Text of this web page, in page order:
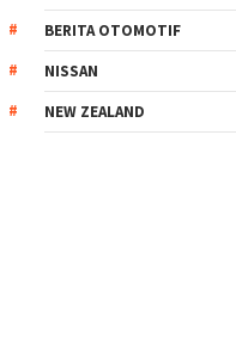
BERITA OTOMOTIF
NISSAN
NEW ZEALAND